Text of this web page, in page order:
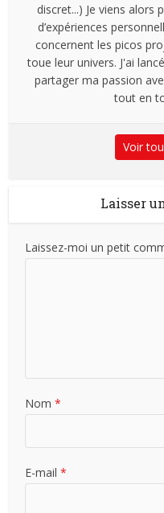
discret...) Je viens alors
d’expériences
concernent les picos
toue leur univers. J'ai
partager ma passion
tout en
Voir
Laisser
Laissez-moi un petit
Nom*
E-mail*